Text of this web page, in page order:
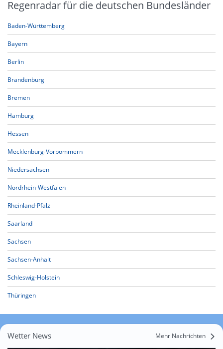
Regenradar für die deutschen Bundesländer
Baden-Württemberg
Bayern
Berlin
Brandenburg
Bremen
Hamburg
Hessen
Mecklenburg-Vorpommern
Niedersachsen
Nordrhein-Westfalen
Rheinland-Pfalz
Saarland
Sachsen
Sachsen-Anhalt
Schleswig-Holstein
Thüringen
Wetter News Mehr Nachrichten